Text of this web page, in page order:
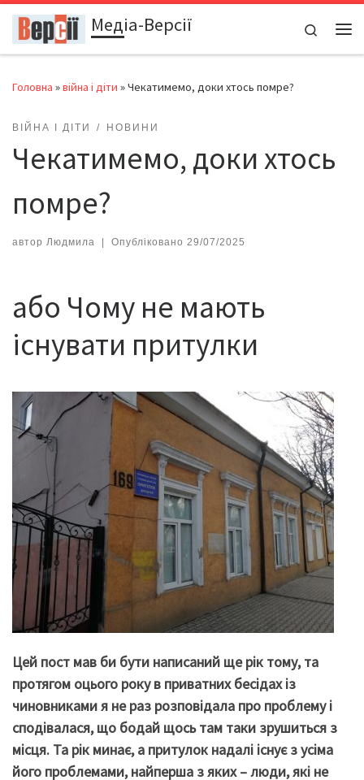
Перейти до вмістуМедіа-Версії
Search
Головна »війна і діти »Чекатимемо, доки хтось помре?
ВІЙНА І ДІТИ НОВИНИ
Чекатимемо, доки хтось
помре?
автор Людмила | Опубліковано 29/07/2025
або Чому не мають
існувати притулки
Цей пост мав би бути написаний ще рік тому, та
протягом оцього року в приватних бесідах із
чиновниками я не раз розповідала про проблему і
сподівалася, що бодай щось там таки зрушиться з
місця. Та рік минає, а притулок надалі існує з усіма
його проблемами, найперша з яких – люди, які не